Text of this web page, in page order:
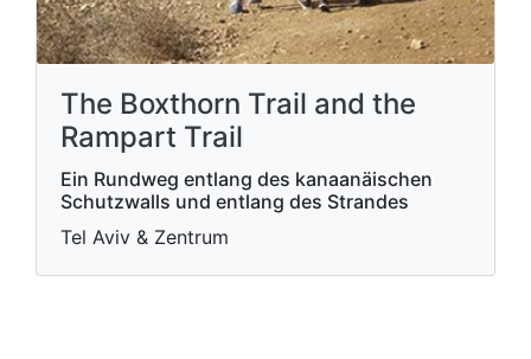
The Boxthorn Trail and the
Rampart Trail
Ein Rundweg entlang des kanaanäischen
Schutzwalls und entlang des Strandes
Tel Aviv & Zentrum